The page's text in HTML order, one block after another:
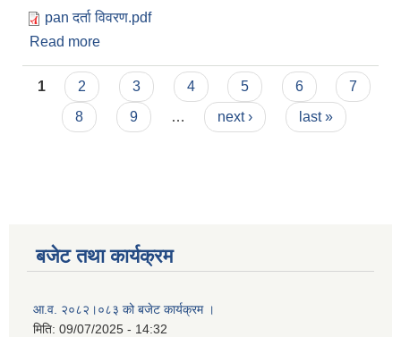
pan दर्ता विवरण.pdf
Read more
Pages
1 2 3 4 5 6
7
8
9 … next › last »
बजेट तथा कार्यक्रम
आ.व. २०८२।०८३ को बजेट कार्यक्रम ।
मिति: 09/07/2025 - 14:32